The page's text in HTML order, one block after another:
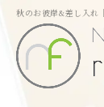
秋のお彼岸&差し入れ